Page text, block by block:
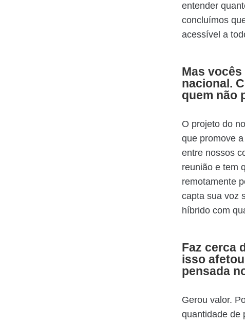
entender
concluímos
acessível a
Mas
nacional.
quem não
O projeto do
que promove
entre nossos
reunião e tem
remotamente
capta sua voz
híbrido com
Faz cerca
isso
pensada
Gerou valor.
quantidade de